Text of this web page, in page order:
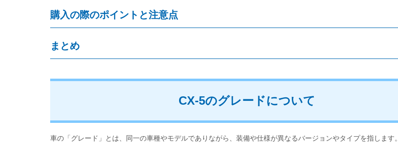
購入の際のポイントと注意点
まとめ
CX-5のグレードについて
車の「グレード」とは、同一の車種やモデルでありながら、装備や仕様が異なるバージョンやタイプを指します。